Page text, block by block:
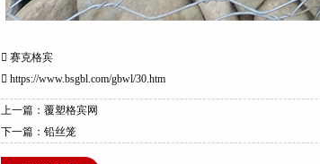
赛克格宾
https://www.bsgbl.com/gbwl/30.htm
上一篇：覆塑格宾网
下一篇：铅丝笼